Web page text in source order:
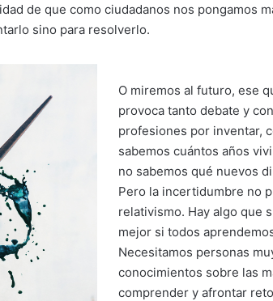
de que como ciudadanos nos pongamos
sino para resolverlo.
O miremos al futuro, ese
provoca tanto debate y
profesiones por inventar,
sabemos cuántos años
no sabemos qué nuevos
Pero la incertidumbre no
relativismo. Hay algo que
mejor si todos
Necesitamos personas
conocimientos sobre las
comprender y afrontar